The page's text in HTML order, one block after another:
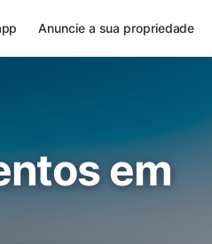
Anuncie a sua propriedade
em